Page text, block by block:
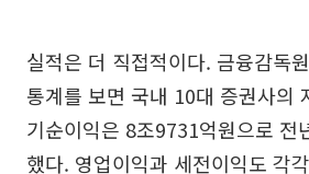
실적은 더 직접적이다. 금융감독
통계를 보면 국내 10대 증권사의
기순이익은 8조9731억원으로 전
했다. 영업이익과 세전이익도 각